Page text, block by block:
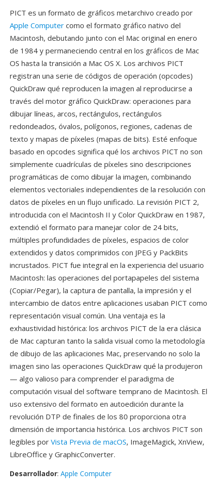
PICT es un formato de gráficos metarchivo creado por
Apple Computer como el formato gráfico nativo del
Macintosh, debutando junto con el Mac original en enero
de 1984 y permaneciendo central en los gráficos de Mac
OS hasta la transición a Mac OS X. Los archivos PICT
registran una serie de códigos de operación (opcodes)
QuickDraw qué reproducen la imagen al reproducirse a
través del motor gráfico QuickDraw: operaciones para
dibujar líneas, arcos, rectángulos, rectángulos
redondeados, óvalos, polígonos, regiones, cadenas de
texto y mapas de píxeles (mapas de bits). Esté enfoque
basado en opcodes significa qué los archivos PICT no son
simplemente cuadrículas de píxeles sino descripciones
programáticas de como dibujar la imagen, combinando
elementos vectoriales independientes de la resolución con
datos de píxeles en un flujo unificado. La revisión PICT 2,
introducida con el Macintosh II y Color QuickDraw en 1987,
extendió el formato para manejar color de 24 bits,
múltiples profundidades de píxeles, espacios de color
extendidos y datos comprimidos con JPEG y PackBits
incrustados. PICT fue integral en la experiencia del usuario
Macintosh: las operaciones del portapapeles del sistema
(Copiar/Pegar), la captura de pantalla, la impresión y el
intercambio de datos entre aplicaciones usaban PICT como
representación visual común. Una ventaja es la
exhaustividad histórica: los archivos PICT de la era clásica
de Mac capturan tanto la salida visual como la metodología
de dibujo de las aplicaciones Mac, preservando no solo la
imagen sino las operaciones QuickDraw qué la produjeron
— algo valioso para comprender el paradigma de
computación visual del software temprano de Macintosh. El
uso extensivo del formato en autoedición durante la
revolución DTP de finales de los 80 proporciona otra
dimensión de importancia histórica. Los archivos PICT son
legibles por Vista Previa de macOS, ImageMagick, XnView,
LibreOffice y GraphicConverter.
Desarrollador: Apple Computer